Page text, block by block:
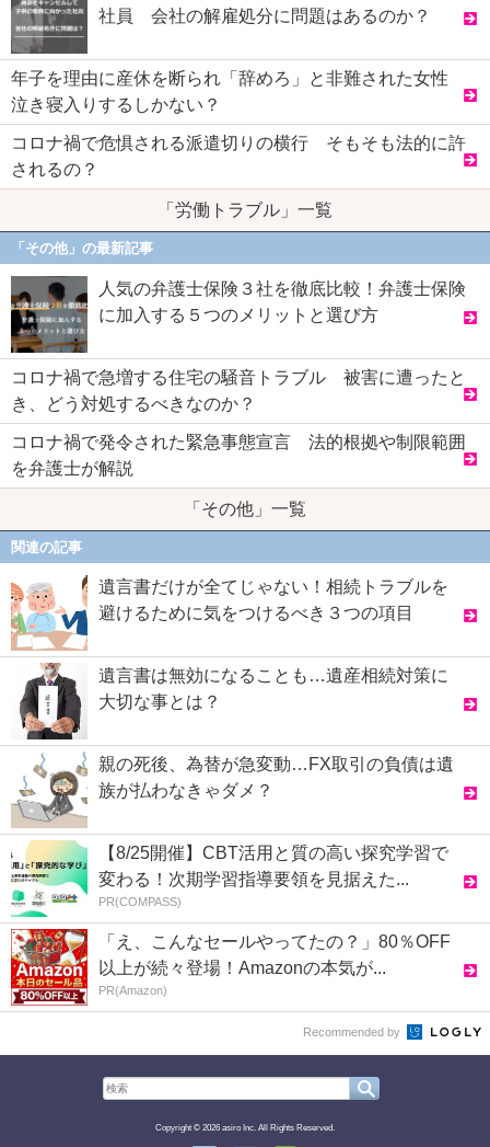
社員 会社の解雇処分に問題はあるのか？
年子を理由に産休を断られ「辞めろ」と非難された女性
泣き寝入りするしかない？
コロナ禍で危惧される派遣切りの横行 そもそも法的に許
されるの？
「労働トラブル」一覧
「その他」の最新記事
人気の弁護士保険３社を徹底比較！弁護士保険
に加入する５つのメリットと選び方
コロナ禍で急増する住宅の騒音トラブル 被害に遭ったと
き、どう対処するべきなのか？
コロナ禍で発令された緊急事態宣言 法的根拠や制限範囲
を弁護士が解説
「その他」一覧
関連の記事
遺言書だけが全てじゃない！相続トラブルを
避けるために気をつけるべき３つの項目
遺言書は無効になることも…遺産相続対策に
大切な事とは？
親の死後、為替が急変動…FX取引の負債は遺
族が払わなきゃダメ？
【8/25開催】CBT活用と質の高い探究学習で
変わる！次期学習指導要領を見据えた...
PR(COMPASS)
「え、こんなセールやってたの？」80％OFF
以上が続々登場！Amazonの本気が...
PR(Amazon)
Recommended by
Copyright © 2026 asiro Inc. All Rights Reserved.